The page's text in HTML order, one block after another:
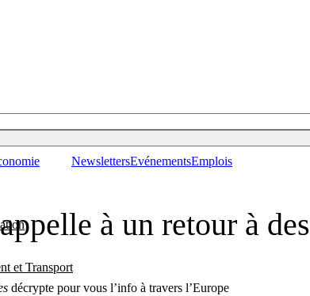
et Transport
NewslettersEvénementsEmplois
à un retour à
décrypte pour vous l’info à travers l’Europe